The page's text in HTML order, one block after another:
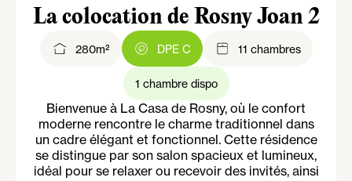
La colocation de Rosny Joan 2
280m² DPE C 11 chambres
1 chambre dispo
Bienvenue à La Casa de Rosny, où le confort
moderne rencontre le charme traditionnel dans
un cadre élégant et fonctionnel. Cette résidence
se distingue par son salon spacieux et lumineux,
idéal pour se relaxer ou recevoir des invités, ainsi